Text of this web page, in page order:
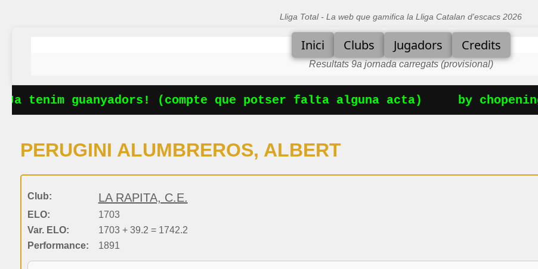
Lliga Total - La web que gamifica la Lliga Catalan d'escacs 2026
Inici Clubs Jugadors Credits
Resultats 9a jornada carregats (provisional)
tenim guanyadors! (compte que potser falta alguna acta) by
PERUGINI ALUMBREROS, ALBERT
Club: LA RAPITA, C.E.
ELO:
1703
Var. ELO:
1703 + 39.2 = 1742.2
Performance:
1891